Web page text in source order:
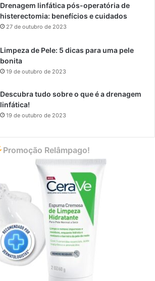
Drenagem linfática pós-operatória de
histerectomia: benefícios e cuidados
27 de outubro de 2023
Limpeza de Pele: 5 dicas para uma pele
bonita
19 de outubro de 2023
Descubra tudo sobre o que é a drenagem
linfática!
19 de outubro de 2023
Promoção Relâmpago!